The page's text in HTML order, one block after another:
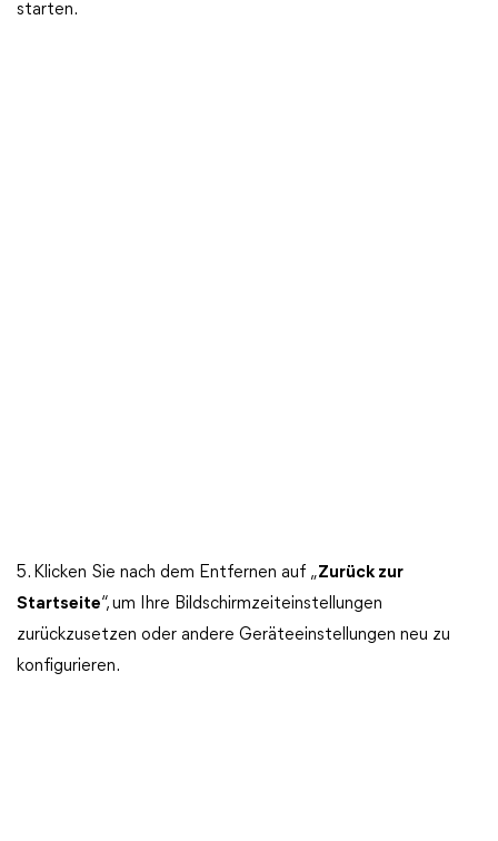
starten.
5. Klicken Sie nach dem Entfernen auf „Zurück zur
Startseite“, um Ihre Bildschirmzeiteinstellungen
zurückzusetzen oder andere Geräteeinstellungen neu zu
konfigurieren.